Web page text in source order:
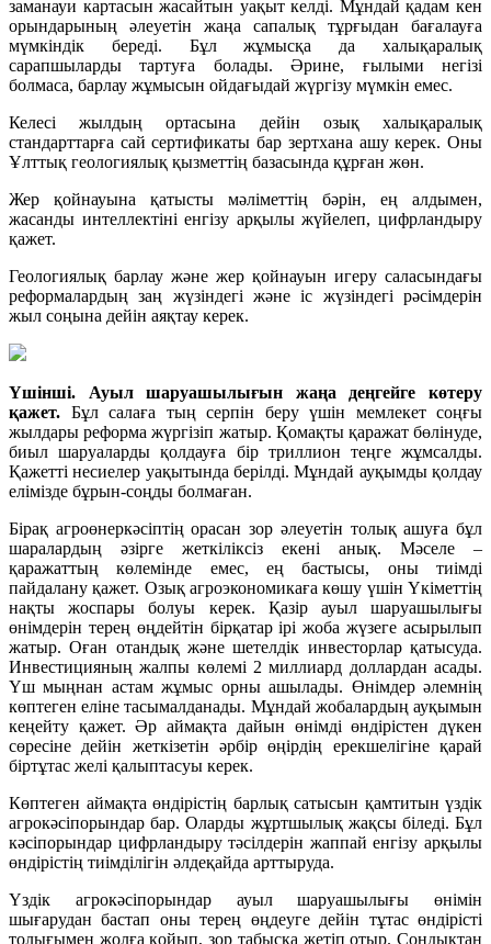
заманауи картасын жасайтын уақыт келді. Мұндай қадам кен
орындарының әлеуетін жаңа сапалық тұрғыдан бағалауға
мүмкіндік береді. Бұл жұмысқа да халықаралық
сарапшыларды тартуға болады. Әрине, ғылыми негізі
болмаса, барлау жұмысын ойдағыдай жүргізу мүмкін емес.
Келесі жылдың ортасына дейін озық халықаралық
стандарттарға сай сертификаты бар зертхана ашу керек. Оны
Ұлттық геологиялық қызметтің базасында құрған жөн.
Жер қойнауына қатысты мәліметтің бәрін, ең алдымен,
жасанды интеллектіні енгізу арқылы жүйелеп, цифрландыру
қажет.
Геологиялық барлау және жер қойнауын игеру саласындағы
реформалардың заң жүзіндегі және іс жүзіндегі рәсімдерін
жыл соңына дейін аяқтау керек.
Үшінші. Ауыл шаруашылығын жаңа деңгейге көтеру
қажет. Бұл салаға тың серпін беру үшін мемлекет соңғы
жылдары реформа жүргізіп жатыр. Қомақты қаражат бөлінуде,
биыл шаруаларды қолдауға бір триллион теңге жұмсалды.
Қажетті несиелер уақытында берілді. Мұндай ауқымды қолдау
елімізде бұрын-соңды болмаған.
Бірақ агроөнеркәсіптің орасан зор әлеуетін толық ашуға бұл
шаралардың әзірге жеткіліксіз екені анық. Мәселе –
қаражаттың көлемінде емес, ең бастысы, оны тиімді
пайдалану қажет. Озық агроэкономикаға көшу үшін Үкіметтің
нақты жоспары болуы керек. Қазір ауыл шаруашылығы
өнімдерін терең өңдейтін бірқатар ірі жоба жүзеге асырылып
жатыр. Оған отандық және шетелдік инвесторлар қатысуда.
Инвестицияның жалпы көлемі 2 миллиард доллардан асады.
Үш мыңнан астам жұмыс орны ашылады. Өнімдер әлемнің
көптеген еліне тасымалданады. Мұндай жобалардың ауқымын
кеңейту қажет. Әр аймақта дайын өнімді өндірістен дүкен
сөресіне дейін жеткізетін әрбір өңірдің ерекшелігіне қарай
біртұтас желі қалыптасуы керек.
Көптеген аймақта өндірістің барлық сатысын қамтитын үздік
агрокәсіпорындар бар. Оларды жұртшылық жақсы біледі. Бұл
кәсіпорындар цифрландыру тәсілдерін жаппай енгізу арқылы
өндірістің тиімділігін әлдеқайда арттыруда.
Үздік агрокәсіпорындар ауыл шаруашылығы өнімін
шығарудан бастап оны терең өңдеуге дейін тұтас өндірісті
толығымен жолға қойып, зор табысқа жетіп отыр. Сондықтан